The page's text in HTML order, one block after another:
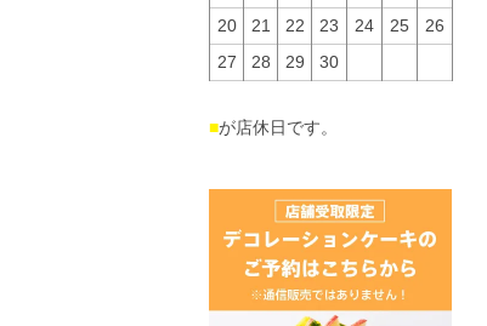
20
21 22 23 24 25
26
27
28 29 30
■が店休日です。